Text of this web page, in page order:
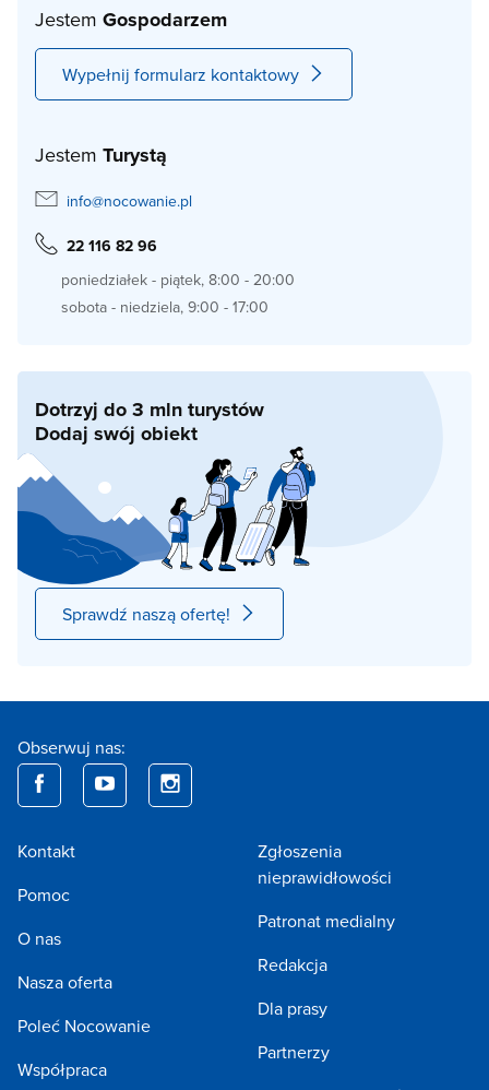
Jestem Gospodarzem
Wypełnij formularz kontaktowy
Jestem Turystą
info@nocowanie.pl
22 116 82 96
poniedziałek - piątek, 8:00 - 20:00
sobota - niedziela, 9:00 - 17:00
Dotrzyj do 3 mln turystów
Dodaj swój obiekt
Sprawdź naszą ofertę!
Obserwuj nas:
Kontakt
Pomoc
O nas
Nasza oferta
Poleć Nocowanie
Współpraca
Zgłoszenia
nieprawidłowości
Patronat medialny
Redakcja
Dla prasy
Partnerzy